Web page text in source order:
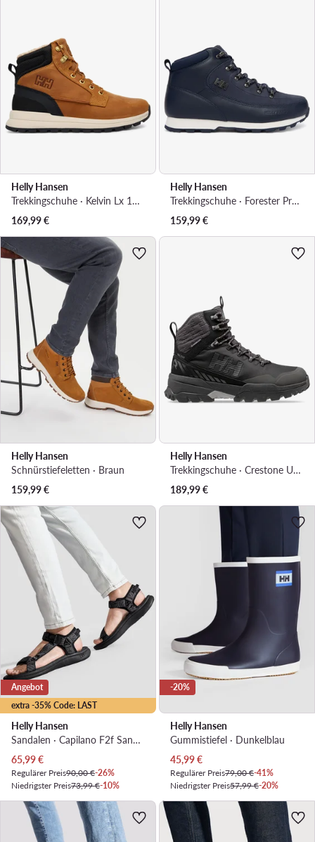
Helly Hansen
Trekkingschuhe · Kelvin Lx 11892_724 · Braun
169,99€
Helly Hansen
Trekkingschuhe · Forester Premium Winter Boots · Dunkelblau
159,99€
Helly Hansen
Schnürstiefeletten · Braun
159,99€
Helly Hansen
Trekkingschuhe · Crestone ULLR HT 11891 · Schwarz
189,99€
extra -35% Code: LAST
Angebot
Helly Hansen
Sandalen · Capilano F2f Sandal 11793_990 · Schwarz
Aktueller Preis
65,99€
Regulärer Preis90,00 €-26%
Niedrigster Preis73,99 €-10%
-20%
Helly Hansen
Gummistiefel · Dunkelblau
Aktueller Preis
45,99€
Regulärer Preis79,00 €-41%
Niedrigster Preis57,99 €-20%